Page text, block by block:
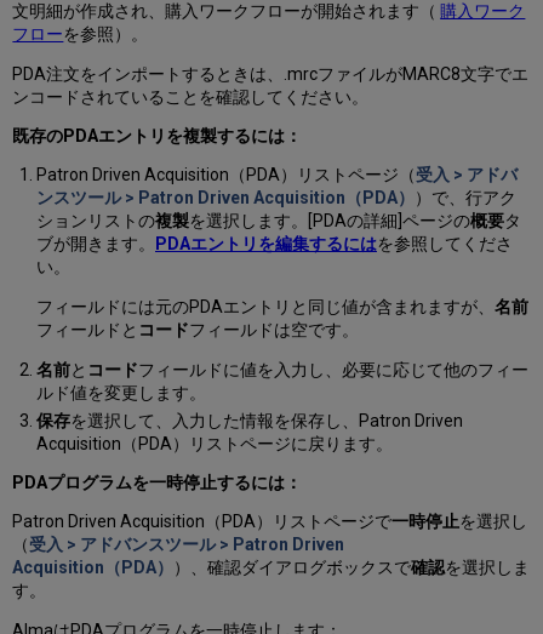
文明細が作成され、購入ワークフローが開始されます（購入ワーク
フローを参照）。
PDA注文をインポートするときは、.mrcファイルがMARC8文字でエ
ンコードされていることを確認してください。
既存のPDAエントリを複製するには：
Patron Driven Acquisition（PDA）リストページ（受入 > アドバ
ンスツール > Patron Driven Acquisition（PDA）
）で、行アク
ションリストの複製を選択します。[PDAの詳細]ページの概要タ
ブが開きます。
PDAエントリを編集するにはを参照してくださ
い。
フィールドには元のPDAエントリと同じ値が含まれますが、 名前
フィールドと コードフィールドは空です。
名前と コードフィールドに値を入力し、必要に応じて他のフィー
ルド値を変更します。
保存を選択して、入力した情報を保存し、Patron Driven
Acquisition（PDA）リストページに戻ります。
PDAプログラムを一時停止するには：
Patron Driven Acquisition（PDA）リストページで一時停止を選択し
（受入 > アドバンスツール > Patron Driven
Acquisition（PDA）
）、確認ダイアログボックスで確認を選択しま
す。